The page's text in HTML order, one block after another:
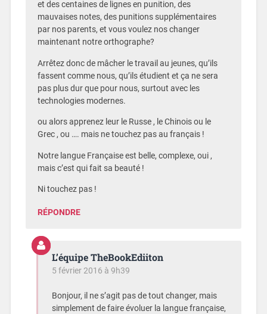
et des centaines de lignes en punition, des
mauvaises notes, des punitions supplémentaires
par nos parents, et vous voulez nos changer
maintenant notre orthographe?
Arrêtez donc de mâcher le travail au jeunes, qu’ils
fassent comme nous, qu’ils étudient et ça ne sera
pas plus dur que pour nous, surtout avec les
technologies modernes.
ou alors apprenez leur le Russe , le Chinois ou le
Grec , ou …. mais ne touchez pas au français !
Notre langue Française est belle, complexe, oui ,
mais c’est qui fait sa beauté !
Ni touchez pas !
RÉPONDRE
L’équipe TheBookEdiiton
5 février 2016 à 9h39
Bonjour, il ne s’agit pas de tout changer, mais
simplement de faire évoluer la langue française,